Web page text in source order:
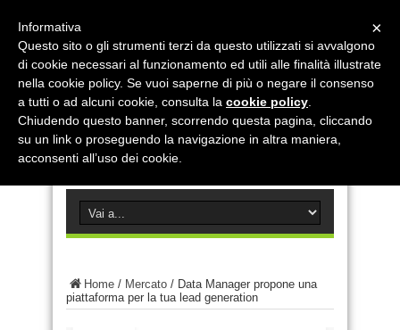
Home / Mercato / Data Manager propone una
piattaforma per la tua lead generation
×
Informativa
Questo sito o gli strumenti terzi da questo utilizzati si avvalgono
di cookie necessari al funzionamento ed utili alle finalità illustrate
nella cookie policy. Se vuoi saperne di più o negare il consenso
a tutti o ad alcuni cookie, consulta la cookie policy
Chiudendo questo banner, scorrendo questa pagina, cliccando
su un link o proseguendo la navigazione in altra maniera,
acconsenti all’uso dei cookie.